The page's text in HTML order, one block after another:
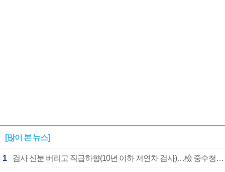
[많이 본 뉴스]
1 검사 신분 버리고 직급하향(10년 이하 저연차 검사)…檢 중수청행 기피